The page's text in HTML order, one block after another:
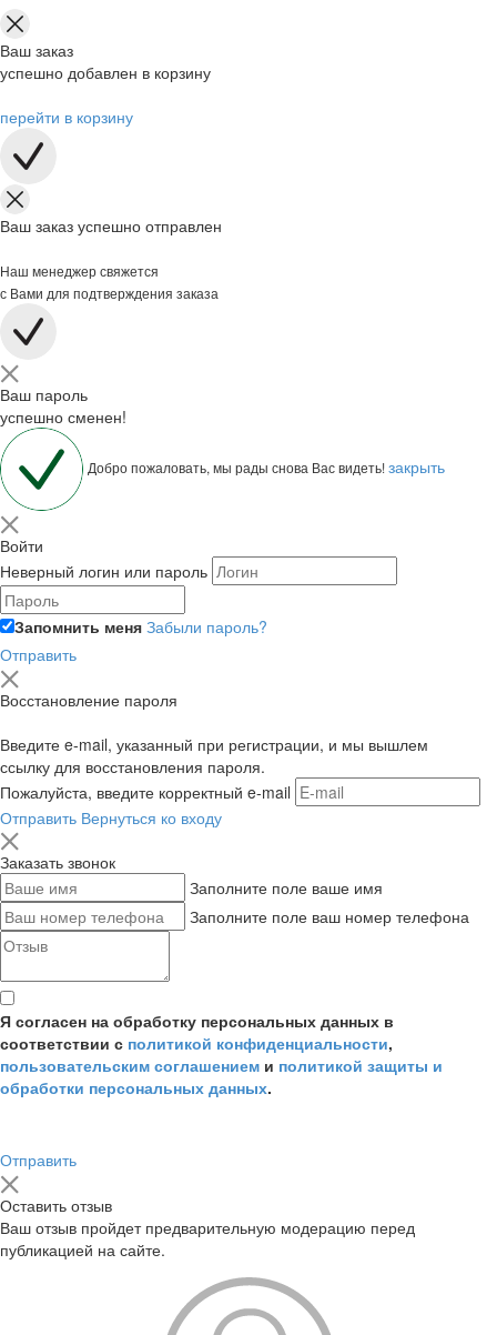
Ваш заказ
успешно добавлен в корзину
перейти в корзину
Ваш заказ успешно отправлен
Наш менеджер свяжется
с Вами для подтверждения заказа
Ваш пароль
успешно сменен!
Добро пожаловать, мы рады снова Вас видеть!закрыть
Войти
Неверный логин или пароль
Запомнить меня Забыли пароль?
Отправить
Восстановление пароля
Введите e-mail, указанный при регистрации, и мы вышлем
ссылку для восстановления пароля.
Пожалуйста, введите корректный e-mail
Отправить Вернуться ко входу
Заказать звонок
Заполните поле ваше имя
Заполните поле ваш номер телефона
Я согласен на обработку персональных данных в
соответствии с политикой конфиденциальности,
пользовательским соглашением и политикой защиты и
обработки персональных данных.
Отправить
Оставить отзыв
Ваш отзыв пройдет предварительную модерацию перед
публикацией на сайте.